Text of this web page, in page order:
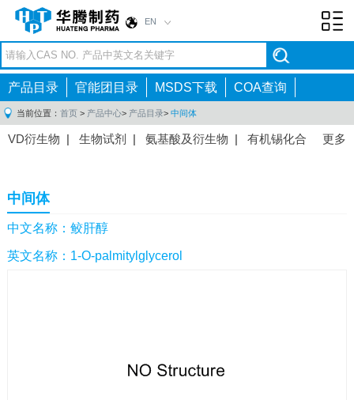
EN
产品目录 官能团目录 MSDS下载 COA查询
当前位置： 首页 > 产品中心> 产品目录> 中间体
更多
VD衍生物 | 生物试剂 | 氨基酸及衍生物 | 有机锡化合
间体|
感染药物中间体
体 |抗精神病药物中间体
药中间体|其他原料药中间体|
中间体
中文名称：鲛肝醇
英文名称：1-O-palmitylglycerol